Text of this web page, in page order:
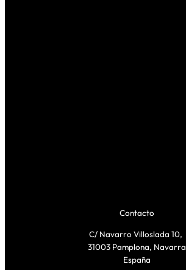
Contacto
C/ Navarro Villoslada 10,
31003 Pamplona, Navarra
España